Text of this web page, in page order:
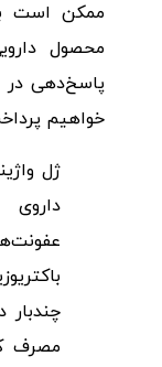
ممکن است
محصول
پاسخ‌دهی در
خواهیم
ژل
چندبار
مصرف